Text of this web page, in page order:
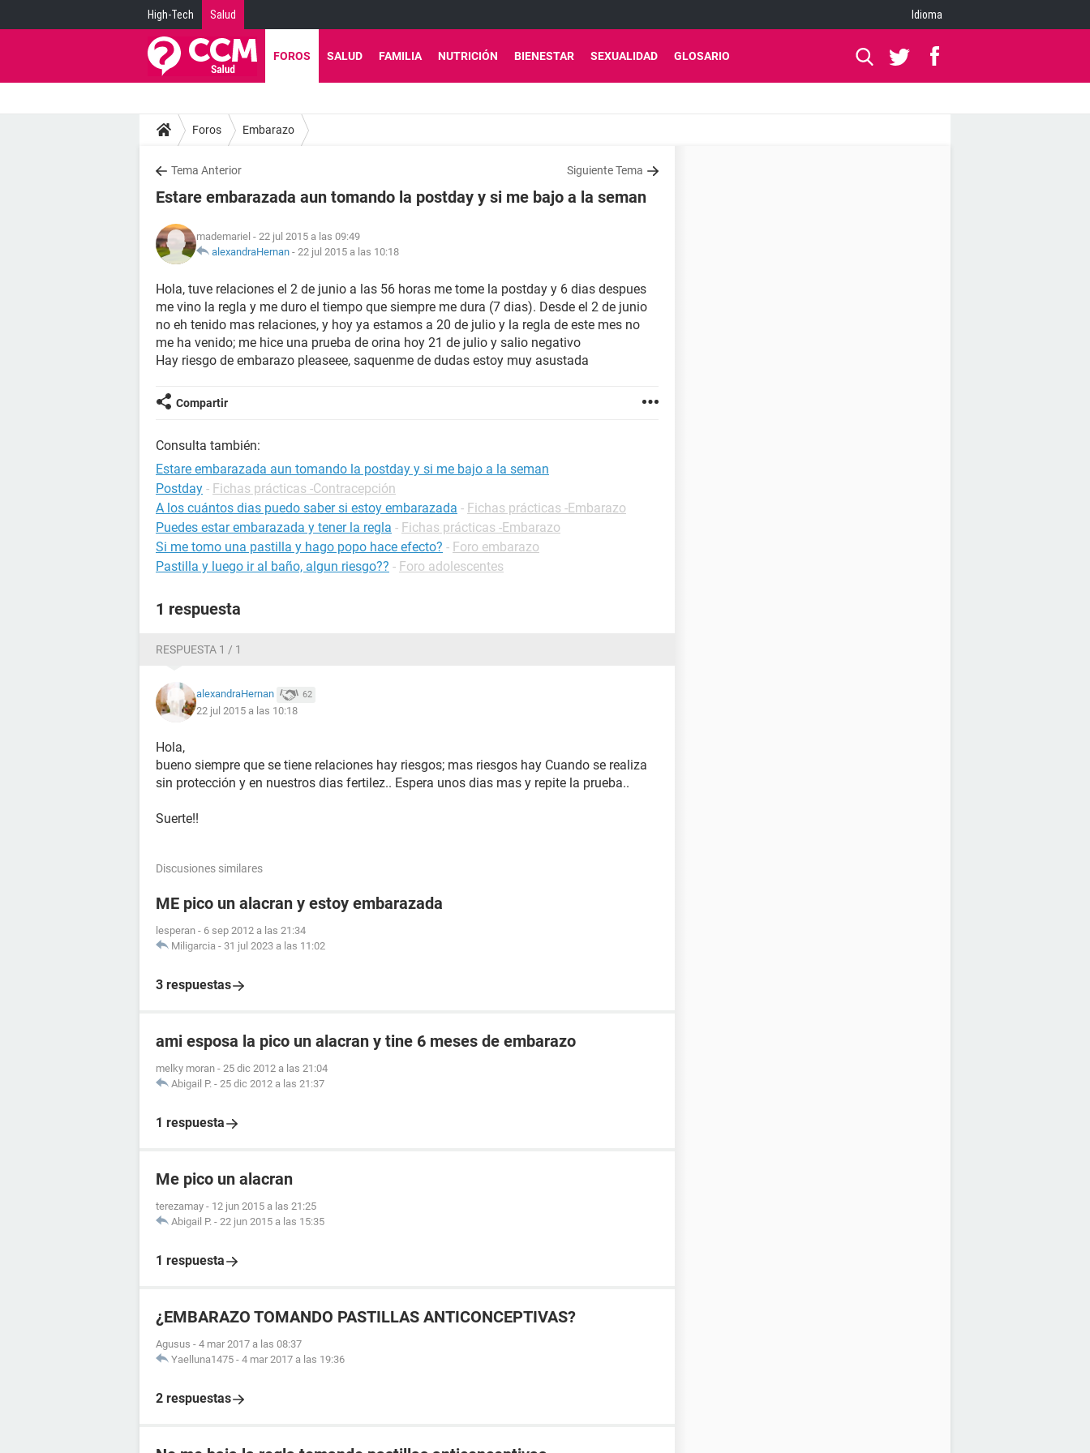
High-Tech Salud Idioma
FOROS SALUD FAMILIA NUTRICIÓN BIENESTAR SEXUALIDAD GLOSARIO
Foros Embarazo
Tema Anterior Siguiente Tema
Estare embarazada aun tomando la postday y si me bajo a la seman
mademariel - 22 jul 2015 a las 09:49
alexandraHernan - 22 jul 2015 a las 10:18
Hola, tuve relaciones el 2 de junio a las 56 horas me tome la postday y 6 dias despues
me vino la regla y me duro el tiempo que siempre me dura (7 dias). Desde el 2 de junio
no eh tenido mas relaciones, y hoy ya estamos a 20 de julio y la regla de este mes no
me ha venido; me hice una prueba de orina hoy 21 de julio y salio negativo
Hay riesgo de embarazo pleaseee, saquenme de dudas estoy muy asustada
Compartir
Consulta también:
Estare embarazada aun tomando la postday y si me bajo a la seman
Postday - Fichas prácticas -Contracepción
A los cuántos dias puedo saber si estoy embarazada - Fichas prácticas -Embarazo
Puedes estar embarazada y tener la regla - Fichas prácticas -Embarazo
Si me tomo una pastilla y hago popo hace efecto? - Foro embarazo
Pastilla y luego ir al baño, algun riesgo?? - Foro adolescentes
1 respuesta
RESPUESTA 1 / 1
alexandraHernan 62
22 jul 2015 a las 10:18
Hola,
bueno siempre que se tiene relaciones hay riesgos; mas riesgos hay Cuando se realiza
sin protección y en nuestros dias fertilez.. Espera unos dias mas y repite la prueba..
Suerte!!
Discusiones similares
ME pico un alacran y estoy embarazada
lesperan - 6 sep 2012 a las 21:34
Miligarcia - 31 jul 2023 a las 11:02
3 respuestas
ami esposa la pico un alacran y tine 6 meses de embarazo
melky moran - 25 dic 2012 a las 21:04
Abigail P. - 25 dic 2012 a las 21:37
1 respuesta
Me pico un alacran
terezamay - 12 jun 2015 a las 21:25
Abigail P. - 22 jun 2015 a las 15:35
1 respuesta
¿EMBARAZO TOMANDO PASTILLAS ANTICONCEPTIVAS?
Agusus - 4 mar 2017 a las 08:37
Yaelluna1475 - 4 mar 2017 a las 19:36
2 respuestas